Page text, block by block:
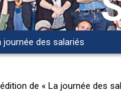
journée des salariés
de « La journée des